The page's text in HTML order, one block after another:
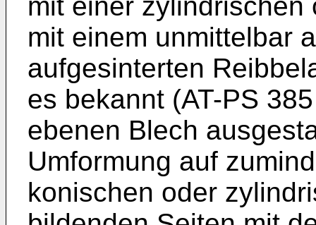
mit einem unmittelbar
aufgesinterten
es bekannt (AT-PS
ebenen Blech
Umformung auf
konischen oder